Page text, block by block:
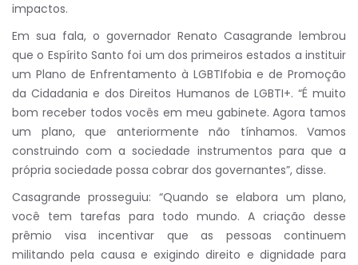
impactos.
Em sua fala, o governador Renato Casagrande lembrou
que o Espírito Santo foi um dos primeiros estados a instituir
um Plano de Enfrentamento à LGBTIfobia e de Promoção
da Cidadania e dos Direitos Humanos de LGBTI+. “É muito
bom receber todos vocês em meu gabinete. Agora tamos
um plano, que anteriormente não tínhamos. Vamos
construindo com a sociedade instrumentos para que a
própria sociedade possa cobrar dos governantes”, disse.
Casagrande prosseguiu: “Quando se elabora um plano,
você tem tarefas para todo mundo. A criação desse
prêmio visa incentivar que as pessoas continuem
militando pela causa e exigindo direito e dignidade para